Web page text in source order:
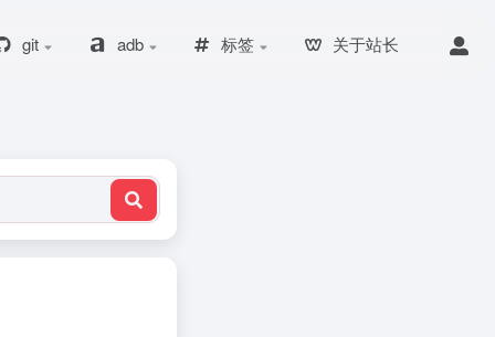
git adb 标签 关于站长